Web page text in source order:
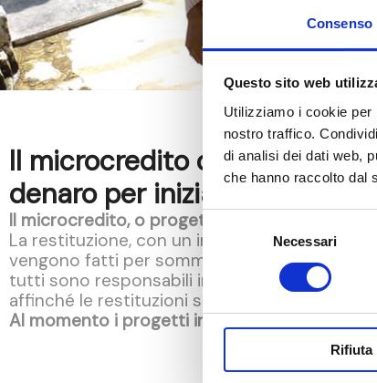
Consenso
Questo sito web
Utilizziamo i cookie
nostro traffico.
di analisi dei dati web,
che hanno raccolto dal
Selezione
del
consenso
Necessari
Rifiuta
Il microcredito o progetto di
denaro per iniziare una
Il microcredito, o progetto di auto aiuto,
La restituzione, con un interesse simbolico,
vengono fatti per somme di 5.000 o 10.000
tutti sono responsabili in solido per ciascun
affinché le restituzioni siano fatte con
Al momento i progetti in corso sono